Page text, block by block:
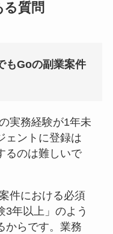
質問
もGoの副業案件
実務経験が1年未
ェントに登録は
るのは難しいで
件における必須
3年以上」のよう
からです。業務